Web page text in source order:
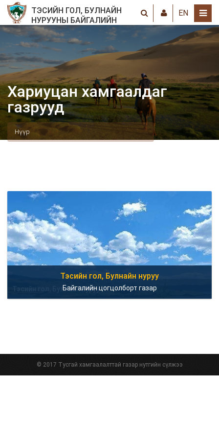
ТЭСИЙН ГОЛ, БУЛНАЙН
НУРУУНЫ БАЙГАЛИЙН
ЦОГЦОЛБОРТ ГАЗАР
EN
Хариуцан хамгаалдаг
газрууд
Нүүр
Тэсийн гол, Булнайн нуруу
Тэсийн гол, Булнайн нуруу
Байгалийн цогцолборт газар
© 2017 Тусгай хамгаалалттай газар нутгийн сүлжээ